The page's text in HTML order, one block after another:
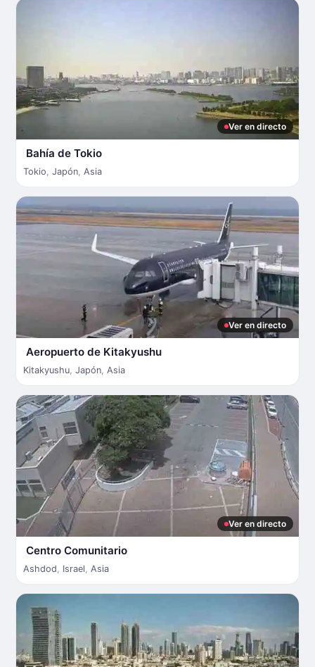
Ver en directo
Bahía de Tokio
Tokio, Japón, Asia
Ver en directo
Aeropuerto de Kitakyushu
Kitakyushu, Japón, Asia
Ver en directo
Centro Comunitario
Ashdod, Israel, Asia